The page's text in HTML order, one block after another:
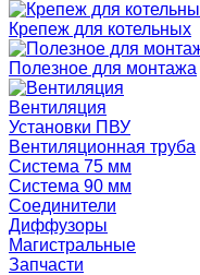
Крепеж для котельных
Полезное для монтажа
Вентиляция
Установки ПВУ
Вентиляционная труба
Система 75 мм
Система 90 мм
Соединители
Диффузоры
Магистральные
Запчасти